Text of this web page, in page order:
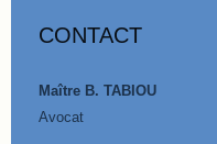
CONTACT
Maître B. TABIOU
Avocat